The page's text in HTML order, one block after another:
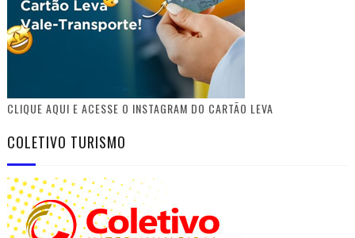
CLIQUE AQUI E ACESSE O INSTAGRAM DO CARTÃO LEVA
COLETIVO TURISMO